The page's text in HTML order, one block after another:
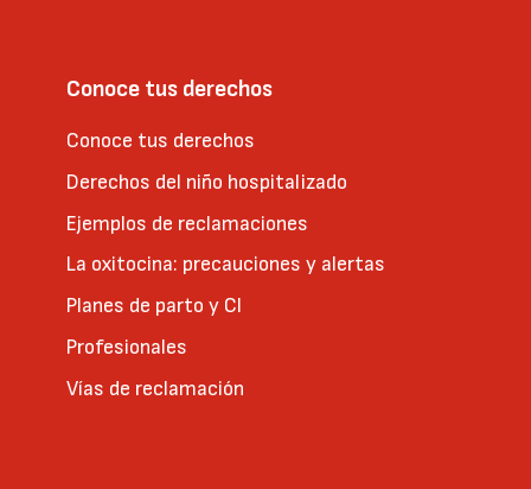
Conoce tus derechos
Conoce tus derechos
Derechos del niño hospitalizado
Ejemplos de reclamaciones
La oxitocina: precauciones y alertas
Planes de parto y CI
Profesionales
Vías de reclamación